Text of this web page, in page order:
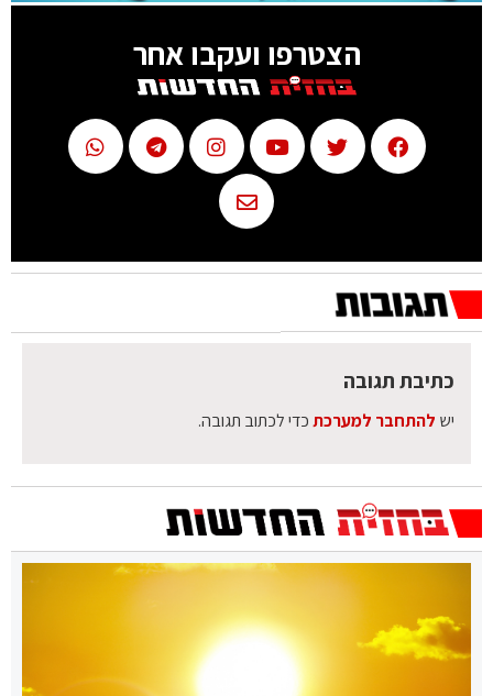
הצטרפו ועקבו אחר
כתיבת תגובה
יש להתחבר למערכתכדי לכתוב תגובה.